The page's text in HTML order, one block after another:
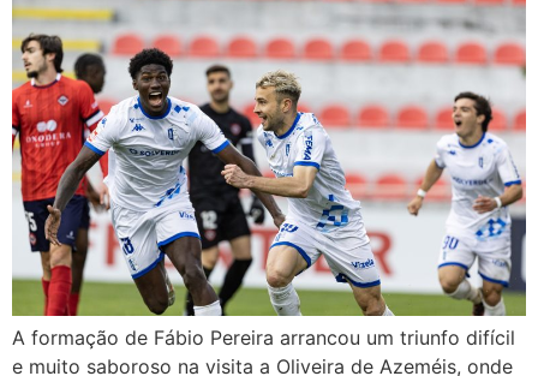
A formação de Fábio Pereira arrancou um triunfo difícil
e muito saboroso na visita a Oliveira de Azeméis, onde